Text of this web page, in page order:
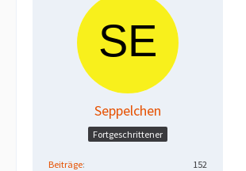
Seppelchen
Fortgeschrittener
Beiträge 152